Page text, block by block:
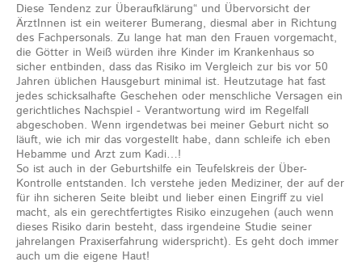
Diese Tendenz zur Überaufklärung“ und Übervorsicht der
ÄrztInnen ist ein weiterer Bumerang, diesmal aber in Richtung
des Fachpersonals. Zu lange hat man den Frauen vorgemacht,
die Götter in Weiß würden ihre Kinder im Krankenhaus so
sicher entbinden, dass das Risiko im Vergleich zur bis vor 50
Jahren üblichen Hausgeburt minimal ist. Heutzutage hat fast
jedes schicksalhafte Geschehen oder menschliche Versagen ein
gerichtliches Nachspiel - Verantwortung wird im Regelfall
abgeschoben. Wenn irgendetwas bei meiner Geburt nicht so
läuft, wie ich mir das vorgestellt habe, dann schleife ich eben
Hebamme und Arzt zum Kadi…!
So ist auch in der Geburtshilfe ein Teufelskreis der Über-
Kontrolle entstanden. Ich verstehe jeden Mediziner, der auf der
für ihn sicheren Seite bleibt und lieber einen Eingriff zu viel
macht, als ein gerechtfertigtes Risiko einzugehen (auch wenn
dieses Risiko darin besteht, dass irgendeine Studie seiner
jahrelangen Praxiserfahrung widerspricht). Es geht doch immer
auch um die eigene Haut!